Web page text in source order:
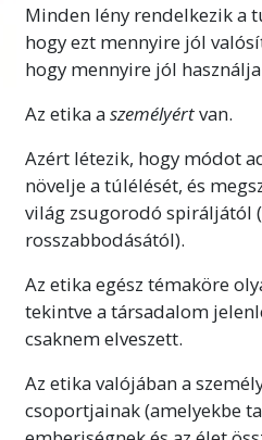
Fontos
E tanfolyam végzése
hogy soha még
személy csakis azért
tanulását, azért
válik képtelenné
mert átment egy olyan
Minden lény rendelkezik a
hogy ezt mennyire jól
hogy mennyire jól
Az etika aszemélyértvan.
Azért létezik, hogy módot
növelje a túlélését, és
világ zsugorodó spiráljától
rosszabbodásától).
Az etika egész témaköre
tekintve a társadalom
csaknem elveszett.
Az etika valójában a
csoportjainak (amelyekbe